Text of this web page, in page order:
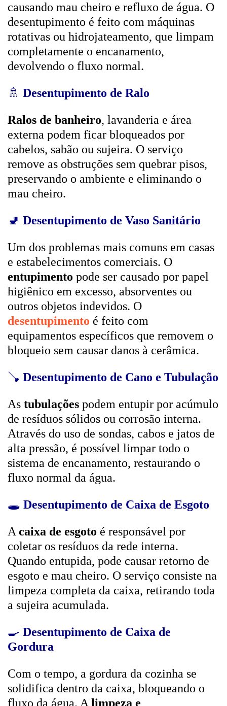
causando mau cheiro e refluxo de água. O
desentupimento é feito com máquinas
rotativas ou hidrojateamento, que limpam
completamente o encanamento,
devolvendo o fluxo normal.
🚿 Desentupimento de Ralo
Ralos de banheiro, lavanderia e área
externa podem ficar bloqueados por
cabelos, sabão ou sujeira. O serviço
remove as obstruções sem quebrar pisos,
preservando o ambiente e eliminando o
mau cheiro.
🚽 Desentupimento de Vaso Sanitário
Um dos problemas mais comuns em casas
e estabelecimentos comerciais. O
entupimento pode ser causado por papel
higiênico em excesso, absorventes ou
outros objetos indevidos. O
desentupimento é feito com
equipamentos específicos que removem o
bloqueio sem causar danos à cerâmica.
🪠 Desentupimento de Cano e Tubulação
As tubulações podem entupir por acúmulo
de resíduos sólidos ou corrosão interna.
Através do uso de sondas, cabos e jatos de
alta pressão, é possível limpar todo o
sistema de encanamento, restaurando o
fluxo normal da água.
🕳️ Desentupimento de Caixa de Esgoto
A caixa de esgoto é responsável por
coletar os resíduos da rede interna.
Quando entupida, pode causar retorno de
esgoto e mau cheiro. O serviço consiste na
limpeza completa da caixa, retirando toda
a sujeira acumulada.
🍳 Desentupimento de Caixa de
Gordura
Com o tempo, a gordura da cozinha se
solidifica dentro da caixa, bloqueando o
fluxo da água. A limpeza e